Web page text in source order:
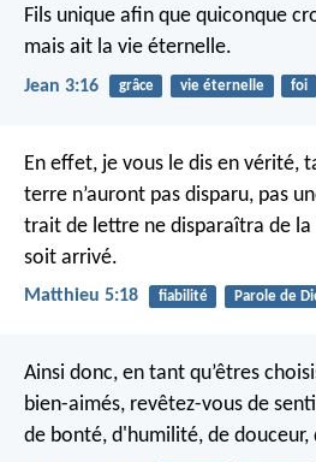
Fils unique afin que quiconque
mais ait la vie éternelle.
Jean 3:16 grâce vie éternelle foi
En effet, je vous le dis en vérité,
terre n’auront pas disparu, pas
trait de lettre ne disparaîtra de
soit arrivé.
Matthieu 5:18 fiabilité Parole de
Ainsi donc, en tant qu’êtres
bien-aimés, revêtez-vous de
de bonté, d'humilité, de douceur,